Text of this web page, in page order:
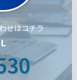
せはコチラ